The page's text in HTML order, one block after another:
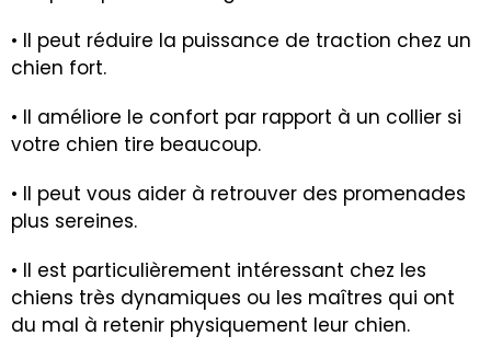
• Il peut réduire la puissance de traction chez un
chien fort.
• Il améliore le confort par rapport à un collier si
votre chien tire beaucoup.
• Il peut vous aider à retrouver des promenades
plus sereines.
• Il est particulièrement intéressant chez les
chiens très dynamiques ou les maîtres qui ont
du mal à retenir physiquement leur chien.